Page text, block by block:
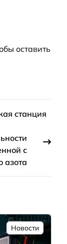
оставить
станция
с
азота
Новости